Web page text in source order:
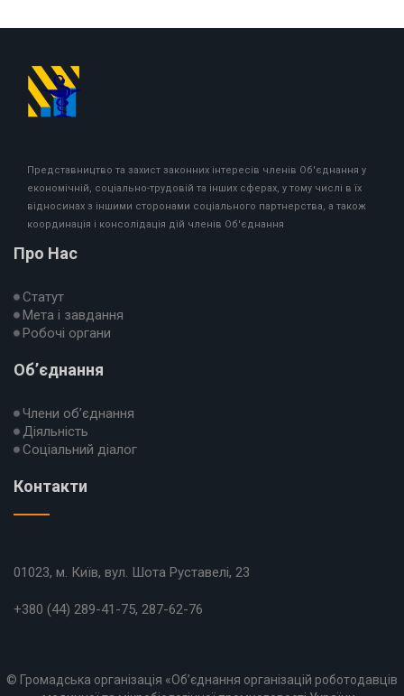
Представництво та захист законних інтересів членів Об'єднання у
економічній, соціально-трудовій та інших сферах, у тому числі в їх
відносинах з іншими сторонами соціального партнерства, а також
координація і консолідація дій членів Об'єднання
Про Нас
Статут
Мета і завдання
Робочі органи
Об’єднання
Члени об’єднання
Діяльність
Соціальний діалог
Контакти
01023, м. Київ, вул. Шота Руставелі, 23
+380 (44) 289-41-75, 287-62-76
© Громадська організація «Об’єднання організацій роботодавців